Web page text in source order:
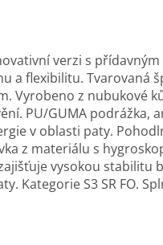
verzi s
a flexibilitu. Tvarovaná
Vyrobeno z nubukové
PU/GUMA podrážka,
v oblasti paty.
z materiálu s
vysokou stabilitu
Kategorie S3 SR FO.